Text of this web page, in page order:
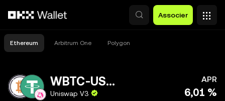
Associer
Ethereum Arbitrum One Polygon
WBTC-USDT
Uniswap V3
APR
6,01 %